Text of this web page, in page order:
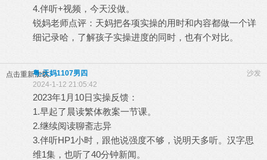
4.伴听+视频，今天没做。
锐妈老师点评：天妈把各项实操的用时和内容都做一个详
细记录哈，了解孩子实操进度的同时，也有个对比。
点击重新加载 沙发
粤-天妈1107男四
2024-1-12 21:05:42
2023年1月10日实操反馈：
1.早起了晨读繁体教案一节课。
2.继续阅读聊斋志异
3.伴听HP1小时，跟他说强度不够，说明天多听。汉字思
维1集，也听了40分钟新闻。